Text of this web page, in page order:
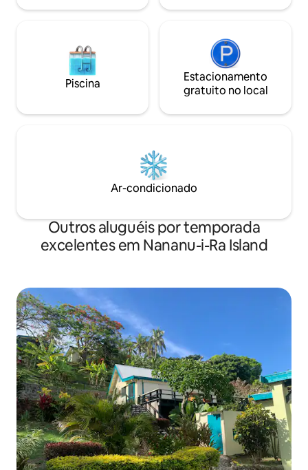
Piscina
Estacionamento
gratuito no local
Ar-condicionado
Outros aluguéis por temporada
excelentes em Nananu-i-Ra Island